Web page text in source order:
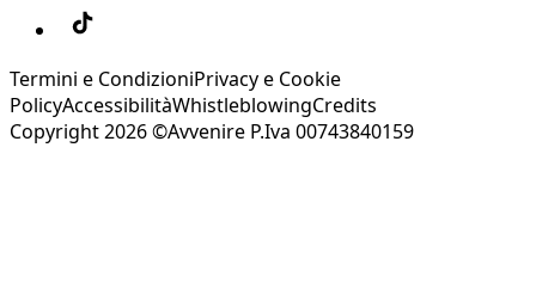
Termini e CondizioniPrivacy e Cookie
PolicyAccessibilitàWhistleblowingCredits
Copyright 2026 ©Avvenire P.Iva 00743840159